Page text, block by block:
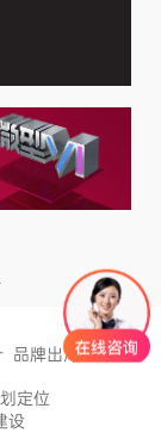
品牌出海
定位
设